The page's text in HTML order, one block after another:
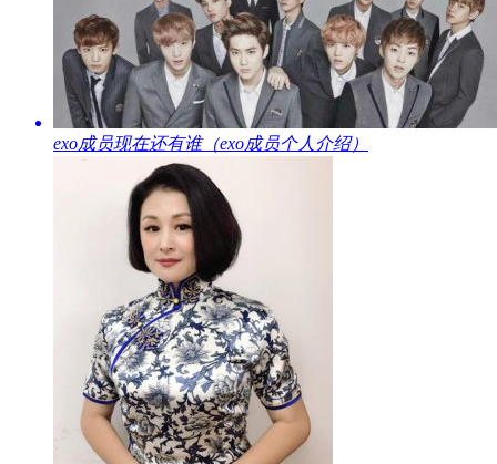
​exo成员现在还有谁（exo成员个人介绍）